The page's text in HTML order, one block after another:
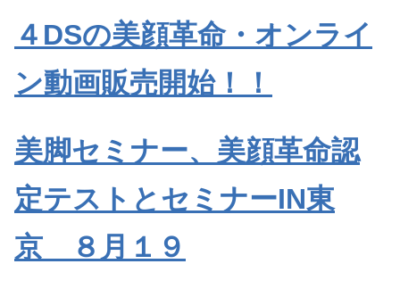
４DSの美顔革命・オンライ
ン動画販売開始！！
美脚セミナー、美顔革命認
定テストとセミナーIN東
京 ８月１９